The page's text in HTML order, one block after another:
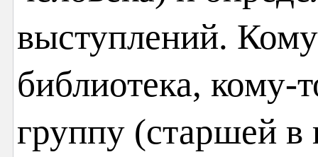
выступлений.
библиотека,
группу (старшей в